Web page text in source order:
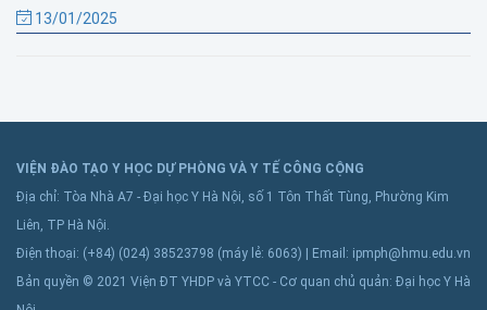
13/01/2025
VIỆN ĐÀO TẠO Y HỌC DỰ PHÒNG VÀ Y TẾ CÔNG CỘNG
Địa chỉ: Tòa Nhà A7 - Đại học Y Hà Nội, số 1 Tôn Thất Tùng, Phường Kim
Liên, TP Hà Nội.
Điện thoại: (+84) (024) 38523798 (máy lẻ: 6063) | Email: ipmph@hmu.edu.vn
Bản quyền © 2021 Viện ĐT YHDP và YTCC - Cơ quan chủ quản: Đại học Y Hà